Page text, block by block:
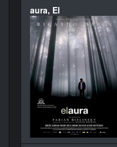
aura, El